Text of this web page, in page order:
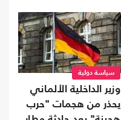
سياسة دولية
وزير الداخلية الألماني
يحذر من هجمات "حرب